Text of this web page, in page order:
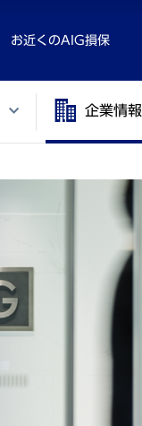
お近くのAIG損保
企業情報